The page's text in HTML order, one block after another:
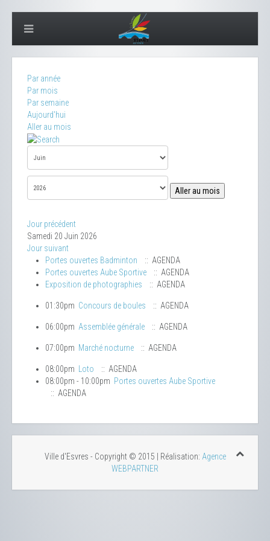
Par année
Par mois
Par semaine
Aujourd'hui
Aller au mois
Aller au mois
Jour précédent
Samedi 20 Juin 2026
Jour suivant
Portes ouvertes Badminton
:: AGENDA
Portes ouvertes Aube Sportive
:: AGENDA
Exposition de photographies
:: AGENDA
01:30pm Concours de boules :: AGENDA
06:00pm Assemblée générale :: AGENDA
07:00pm Marché nocturne :: AGENDA
08:00pm Loto
:: AGENDA
08:00pm - 10:00pm Portes ouvertes Aube Sportive
:: AGENDA
Ville d'Esvres - Copyright © 2015 | Réalisation: Agence
WEBPARTNER